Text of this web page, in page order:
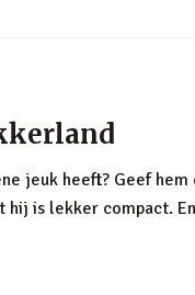
heeft? Geef hem
is lekker compact.